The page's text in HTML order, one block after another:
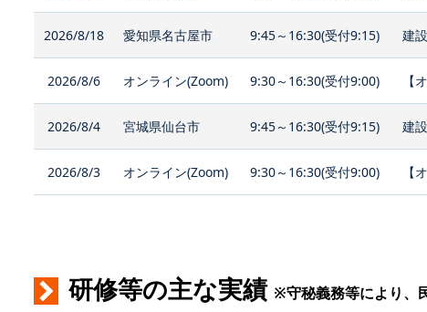
2026/8/18 愛知県名古屋市 9:45～16:30(受付9:15) 建
2026/8/6 オンライン(Zoom) 9:30～16:30(受付9:00) 【
2026/8/4 宮城県仙台市 9:45～16:30(受付9:15) 建
2026/8/3 オンライン(Zoom) 9:30～16:30(受付9:00) 【
研修等の主な実績 ※守秘義務等により、